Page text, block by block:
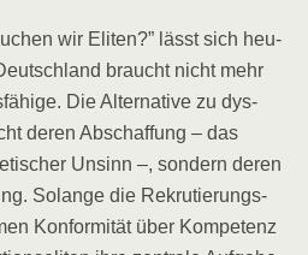
wir Eli­ten?” lässt sich heu­
braucht nicht mehr
Die Alter­na­ti­ve zu dys­
deren Abschaf­fung – das
Unsinn –, son­dern deren
Solan­ge die Rekru­tie­rungs-
Kon­for­mi­tät über Kom­pe­tenz